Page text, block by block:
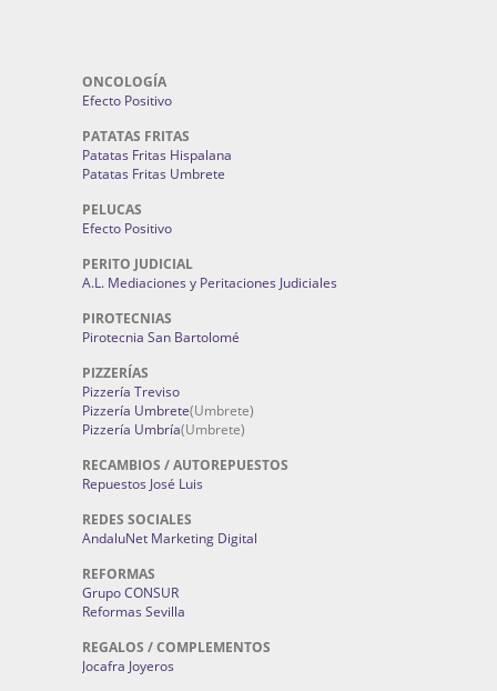
ONCOLOGÍA
Efecto Positivo
PATATAS FRITAS
Patatas Fritas Hispalana
Patatas Fritas Umbrete
PELUCAS
Efecto Positivo
PERITO JUDICIAL
A.L. Mediaciones y Peritaciones Judiciales
PIROTECNIAS
Pirotecnia San Bartolomé
PIZZERÍAS
Pizzería Treviso
Pizzería Umbrete(Umbrete)
Pizzería Umbría(Umbrete)
RECAMBIOS / AUTOREPUESTOS
Repuestos José Luis
REDES SOCIALES
AndaluNet Marketing Digital
REFORMAS
Grupo CONSUR
Reformas Sevilla
REGALOS / COMPLEMENTOS
Jocafra Joyeros